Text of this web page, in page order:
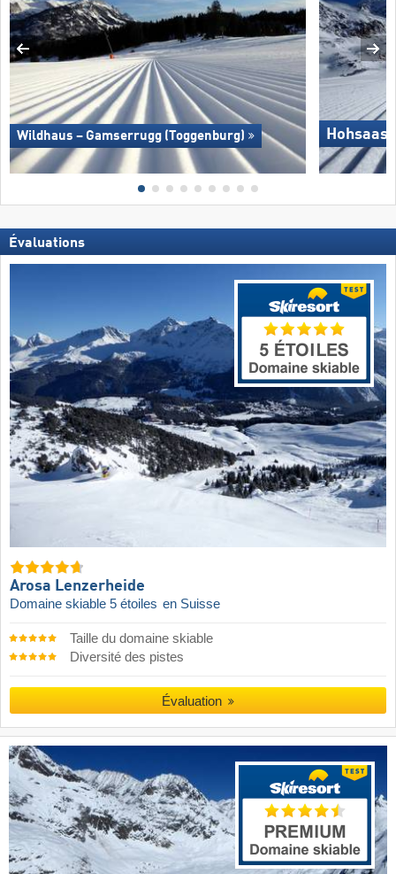
Wildhaus – Gamserrugg (Toggenburg) Hohsaas
Évaluations
Arosa Lenzerheide
Domaine skiable 5 étoiles en Suisse
Taille du domaine skiable
Diversité des pistes
Évaluation